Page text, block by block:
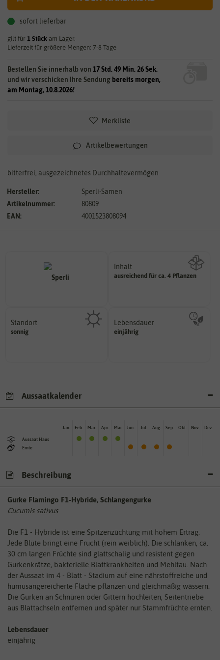
sofort lieferbar
gilt für 1 Stück am Lager.
Lieferzeit für größere Mengen: 7-8 Tage
Bestellen Sie innerhalb von 17 Std. 49 Min. 26 Sek.
und wir verschicken Ihre Sendung bereits morgen,
am Montag, 10.8.2026!
Merkliste
Artikelbewertungen
bitterfrei, ausgezeichnetes Durchhaltevermögen
Hersteller:
Sperli-Samen
Artikelnummer:
80809
EAN:
4001523808094
Inhalt
ausreichend für ca. 4 Pflanzen
Wie viel ist enthalten
Standort
sonnig
Pflanze? (schattig, halbschattig,
sonnig, vollsonnig)
Lebensdauer
einjährig
einjährig, zweijährig oder
mehrjährig.
Aussaatkalender
Aussaat Haus
Ernte
Jan. Feb. Mär. Apr. Mai Jun. Jul. Aug. Sep. Okt. Nov. Dez.
Beschreibung
Gurke Flamingo F1-Hybride, Schlangengurke
Cucumis sativus
Die F1 - Hybride ist eine Spitzenzüchtung mit hohem Ertrag.
Jede Blüte bringt eine Frucht (rein weiblich). Die schlanken, ca.
30 cm langen Früchte sind glattschalig und resistent gegen
Gurkenkrätze, bakterielle Blattkrankheiten und Mehltau. Nach
der Aussaat im 4 - Blatt - Stadium auf eine nährstoffreiche und
humusangereicherte Fläche pflanzen und gleichmäßig wässern.
Die Gurken an Schnüren oder Gittern hochleiten, Seitentriebe
aus Blattachseln entfernen und später nur Stammfrüchte ernten.
Lebensdauer
einjährig